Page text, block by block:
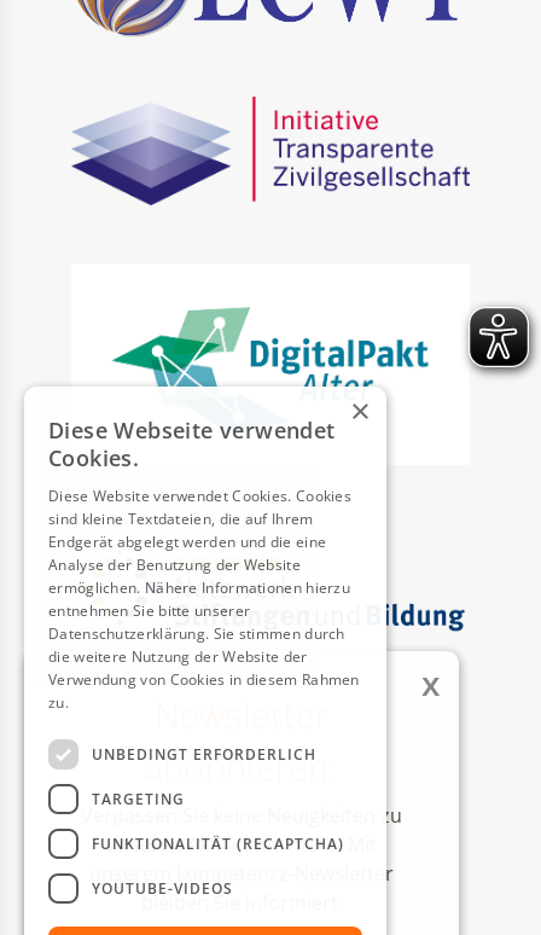
AUSZEICHNUNGEN
abonnieren:
Verpassen Sie keine Neuigkeiten zu
unseren Aktivitäten mehr! Mit
unserem kompetenzz-Newsletter
bleiben Sie informiert.
x
×
Diese Webseite verwendet
Cookies.
Diese Website verwendet Cookies. Cookies
sind kleine Textdateien, die auf Ihrem
Endgerät abgelegt werden und die eine
Analyse der Benutzung der Website
ermöglichen. Nähere Informationen hierzu
entnehmen Sie bitte unserer
Datenschutzerklärung. Sie stimmen durch
die weitere Nutzung der Website der
Verwendung von Cookies in diesem Rahmen
zu.
UNBEDINGT ERFORDERLICH
TARGETING
FUNKTIONALITÄT (RECAPTCHA)
YOUTUBE-VIDEOS